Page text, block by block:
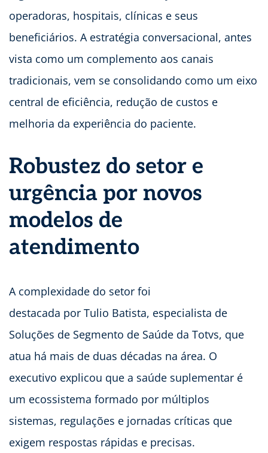
operadoras, hospitais, clínicas e seus
beneficiários. A estratégia conversacional, antes
vista como um complemento aos canais
tradicionais, vem se consolidando como um eixo
central de eficiência, redução de custos e
melhoria da experiência do paciente.
Robustez do setor e
urgência por novos
modelos de
atendimento
A complexidade do setor foi
destacada por Tulio Batista, especialista de
Soluções de Segmento de Saúde da Totvs, que
atua há mais de duas décadas na área. O
executivo explicou que a saúde suplementar é
um ecossistema formado por múltiplos
sistemas, regulações e jornadas críticas que
exigem respostas rápidas e precisas.